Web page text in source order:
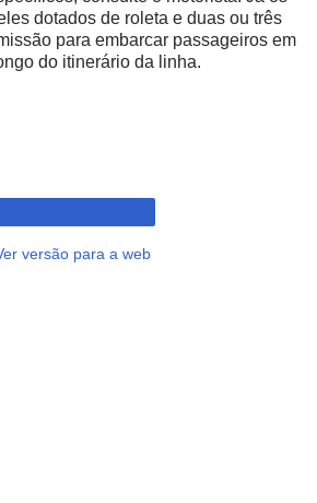
dotados de roleta e duas ou três
para embarcar passageiros em
do itinerário da linha.
versão para a web